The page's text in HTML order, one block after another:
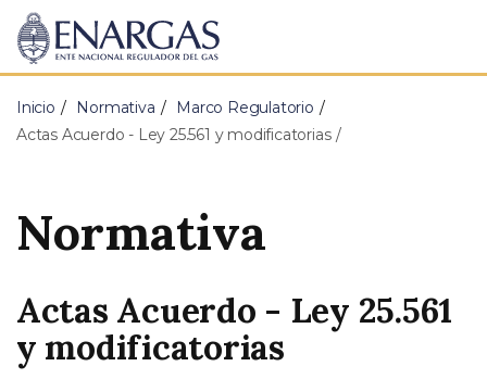
ENARGAS
Ente
Nacional
del
Gas
Inicio Normativa
Marco Regulatorio
Actas Acuerdo - Ley 25.561 y modificatorias
Normativa
Actas Acuerdo - Ley 25.561
y modificatorias